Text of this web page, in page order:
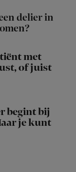
delier in
met
of juist
begint bij
je kunt